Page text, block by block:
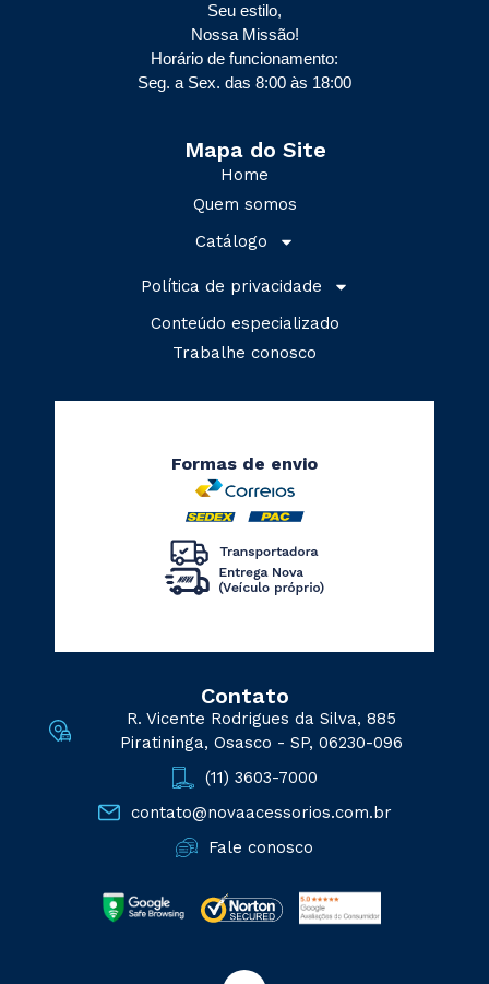
Seu estilo,
Nossa Missão!
Horário de funcionamento:
Seg. a Sex. das 8:00 às 18:00
Mapa do Site
Home
Quem somos
Catálogo
Política de privacidade
Conteúdo especializado
Trabalhe conosco
Formas de envio
Contato
R. Vicente Rodrigues da Silva, 885
Piratininga, Osasco - SP, 06230-096
(11) 3603-7000
contato@novaacessorios.com.br
Fale conosco